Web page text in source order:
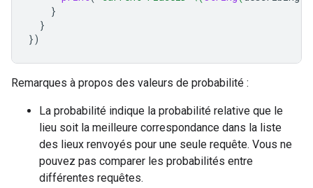
}
}
})
Remarques à propos des valeurs de probabilité :
La probabilité indique la probabilité relative que le
lieu soit la meilleure correspondance dans la liste
des lieux renvoyés pour une seule requête. Vous ne
pouvez pas comparer les probabilités entre
différentes requêtes.